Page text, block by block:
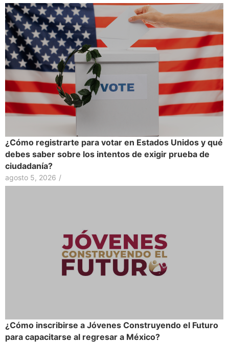
¿Cómo registrarte para votar en Estados Unidos y qué
debes saber sobre los intentos de exigir prueba de
ciudadanía?
agosto 5, 2026 /
¿Cómo inscribirse a Jóvenes Construyendo el Futuro
para capacitarse al regresar a México?